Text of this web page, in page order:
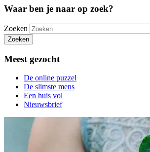
Waar ben je naar op zoek?
Zoeken
Zoeken
Meest gezocht
De online puzzel
De slimste mens
Een huis vol
Nieuwsbrief